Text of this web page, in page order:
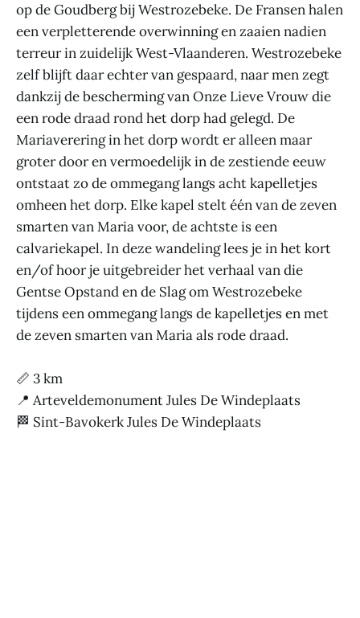
op de Goudberg bij Westrozebeke. De Fransen halen
een verpletterende overwinning en zaaien nadien
terreur in zuidelijk West-Vlaanderen. Westrozebeke
zelf blijft daar echter van gespaard, naar men zegt
dankzij de bescherming van Onze Lieve Vrouw die
een rode draad rond het dorp had gelegd. De
Mariaverering in het dorp wordt er alleen maar
groter door en vermoedelijk in de zestiende eeuw
ontstaat zo de ommegang langs acht kapelletjes
omheen het dorp. Elke kapel stelt één van de zeven
smarten van Maria voor, de achtste is een
calvariekapel. In deze wandeling lees je in het kort
en/of hoor je uitgebreider het verhaal van die
Gentse Opstand en de Slag om Westrozebeke
tijdens een ommegang langs de kapelletjes en met
de zeven smarten van Maria als rode draad.
📏 3 km
📍 Arteveldemonument Jules De Windeplaats
🏁 Sint-Bavokerk Jules De Windeplaats